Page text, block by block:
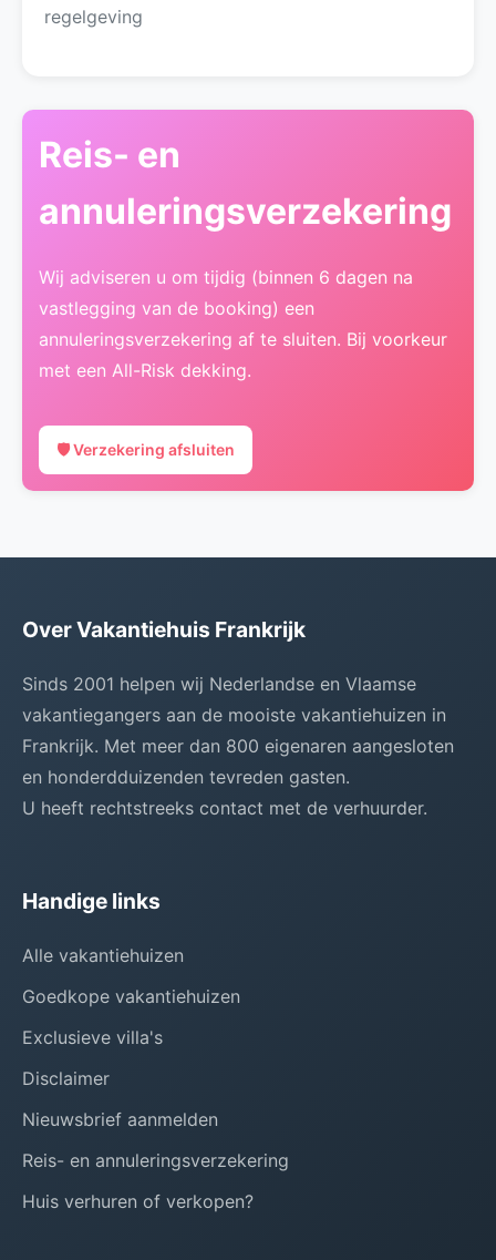
regelgeving
Reis- en
annuleringsverzekering
Wij adviseren u om tijdig (binnen 6 dagen na
vastlegging van de booking) een
annuleringsverzekering af te sluiten. Bij voorkeur
met een All-Risk dekking.
🛡️ Verzekering afsluiten
Over Vakantiehuis Frankrijk
Sinds 2001 helpen wij Nederlandse en Vlaamse
vakantiegangers aan de mooiste vakantiehuizen in
Frankrijk. Met meer dan 800 eigenaren aangesloten
en honderdduizenden tevreden gasten.
U heeft rechtstreeks contact met de verhuurder.
Handige links
Alle vakantiehuizen
Goedkope vakantiehuizen
Exclusieve villa's
Disclaimer
Nieuwsbrief aanmelden
Reis- en annuleringsverzekering
Huis verhuren of verkopen?